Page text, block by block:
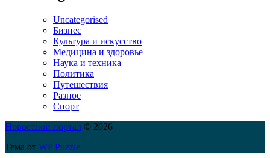
Uncategorised
Бизнес
Культура и искусство
Медицина и здоровье
Наука и техника
Политика
Путешествия
Разное
Спорт
Новостной портал © 2026
Тема от WP Puzzle